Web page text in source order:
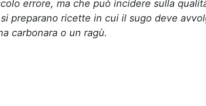
errore, ma che può incidere sulla
preparano ricette in cui il sugo deve
carbonara o un ragù.